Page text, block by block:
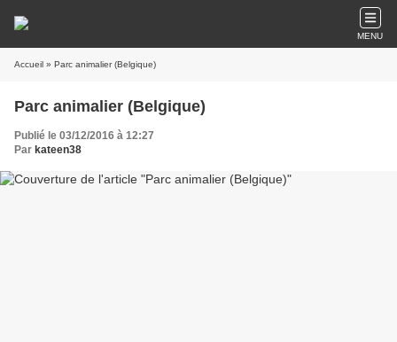
MENU
Accueil » Parc animalier (Belgique)
Parc animalier (Belgique)
Publié le 03/12/2016 à 12:27
Par kateen38